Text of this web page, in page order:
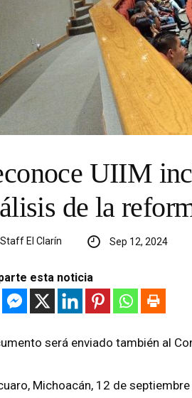
UIIM
de la
Staff El Clarín Sep 12, 2024
esta noticia
será enviado también al
Michoacán, 12 de